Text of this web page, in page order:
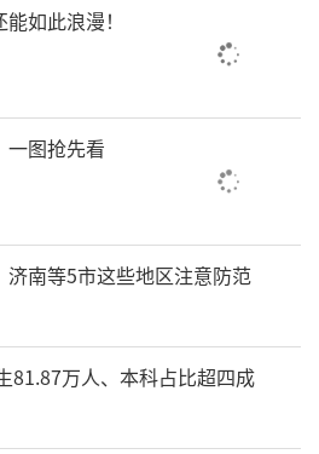
如此浪漫！
图抢先看
南等5市这些地区注意防范
81.87万人、本科占比超四成